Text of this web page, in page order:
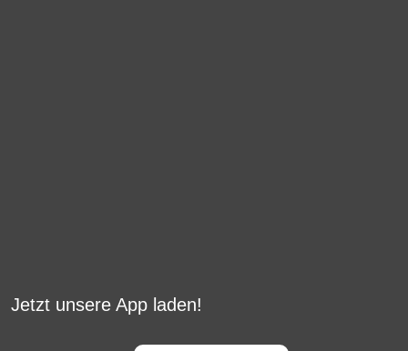
Jetzt unsere App laden!